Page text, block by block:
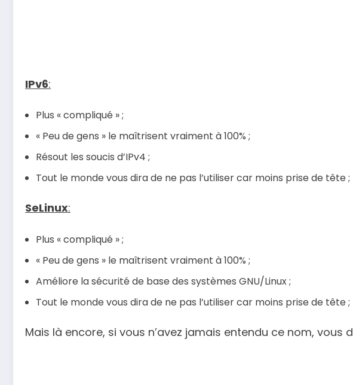
IPv6:
Plus « compliqué » ;
« Peu de gens » le maîtrisent vraiment à 100% ;
Résout les soucis d’IPv4 ;
Tout le monde vous dira de ne pas l’utiliser car moins prise de tête ;
SeLinux:
Plus « compliqué » ;
« Peu de gens » le maîtrisent vraiment à 100% ;
Améliore la sécurité de base des systèmes GNU/Linux ;
Tout le monde vous dira de ne pas l’utiliser car moins prise de tête ;
Mais là encore, si vous n’avez jamais entendu ce nom,